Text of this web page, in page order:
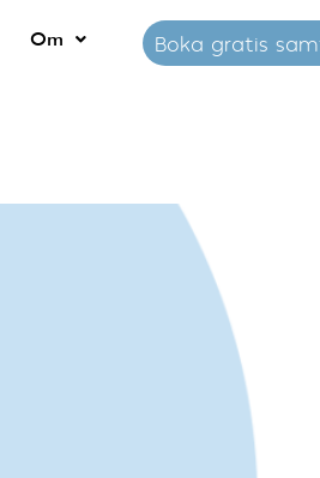
Om Boka gratis